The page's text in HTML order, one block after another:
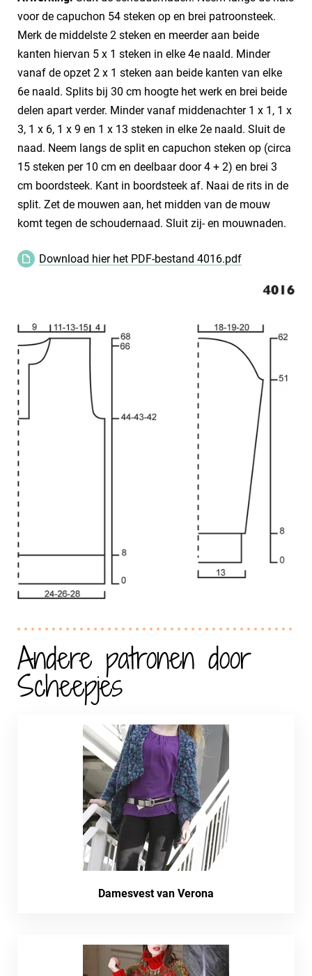
voor de capuchon 54 steken op en brei patroonsteek.
Merk de middelste 2 steken en meerder aan beide
kanten hiervan 5 x 1 steken in elke 4e naald. Minder
vanaf de opzet 2 x 1 steken aan beide kanten van elke
6e naald. Splits bij 30 cm hoogte het werk en brei beide
delen apart verder. Minder vanaf middenachter 1 x 1, 1 x
3, 1 x 6, 1 x 9 en 1 x 13 steken in elke 2e naald. Sluit de
naad. Neem langs de split en capuchon steken op (circa
15 steken per 10 cm en deelbaar door 4 + 2) en brei 3
cm boordsteek. Kant in boordsteek af. Naai de rits in de
split. Zet de mouwen aan, het midden van de mouw
komt tegen de schoudernaad. Sluit zij- en mouwnaden.
Download hier het PDF-bestand 4016.pdf
Andere patronen door
Scheepjes
Damesvest van Verona